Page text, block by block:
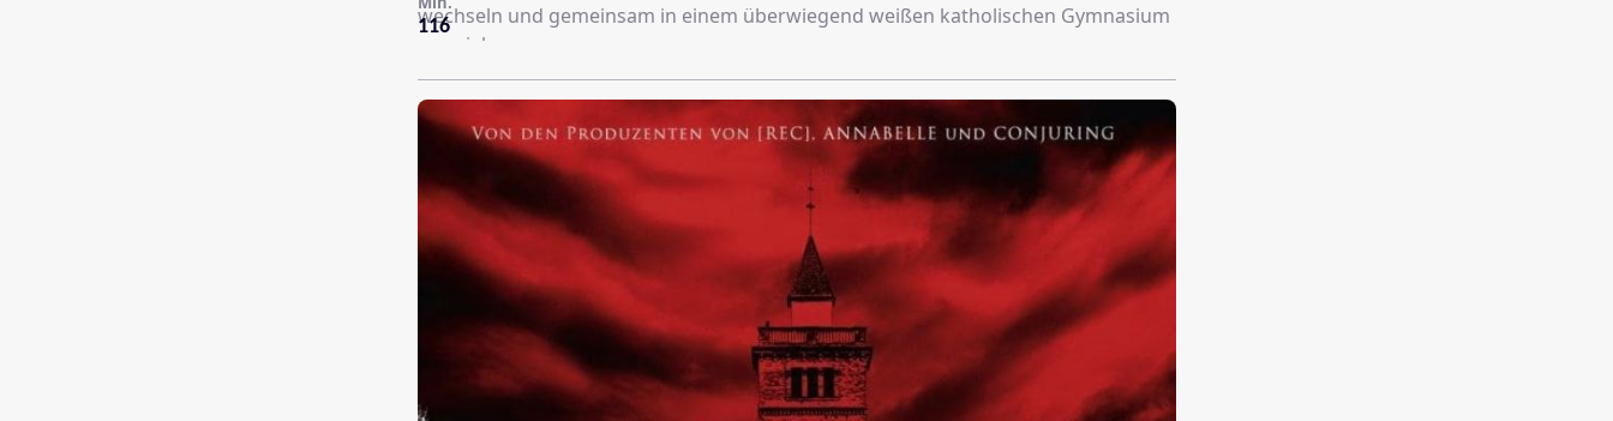
wechseln und gemeinsam in einem überwiegend weißen katholischen Gymnasium
zu spielen.
116